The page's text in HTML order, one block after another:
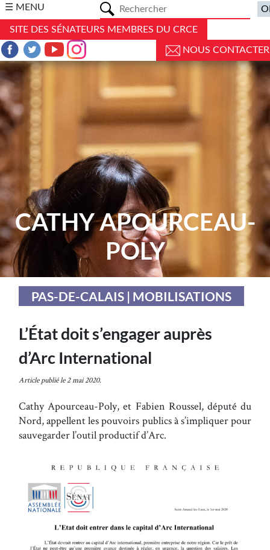
☰ MENU
SITE DES SÉNATEURS MEMBRES DU CRCE
NOUS CONTACTER
CATHY APOURCEAU-
POLY
PAS-DE-CALAIS | MOBILISATIONS
L’État doit s’engager auprès
d’Arc International
Article publié le 2 mai 2020.
Cathy Apourceau-Poly, et Fabien Roussel, député du
Nord, appellent les pouvoirs publics à s’impliquer pour
sauvegarder l’outil productif d’Arc.